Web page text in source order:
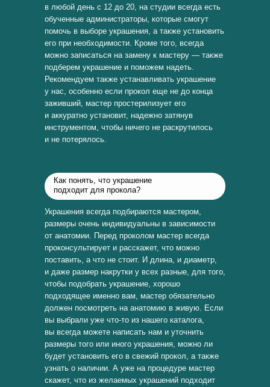
в любой день с 12 до 20, на студии всегда есть
обученные администраторы, которые смогут
помочь в выборе украшения, а также установить
его при необходимости. Кроме того, всегда
можно записаться на замену к мастеру — также
подберем украшение и поможем надеть.
Рекомендуем также устанавливать украшение
у нас, особенно если прокол еще не до конца
заживший, мастер простерилизует его
и аккуратно установит, надежно затянув
инструментом, чтобы ничего не раскрутилось
и не потерялось.
Как понять, что украшение
подходит для прокола?
Украшения всегда подбираются мастером,
размеры очень индивидуальны в зависимости
от анатомии. Перед проколом мастер всегда
проконсультирует и расскажет, что можно
поставить, а что не стоит. И длина, и диаметр,
и даже размер накрутки у всех разные, для того,
чтобы подобрать украшение, хорошо
подходящее именно вам, мастер обязательно
должен посмотреть на анатомию в живую. Если
вы выбрали уже что-то из нашего каталога,
вы всегда можете написать нам и уточнить
размеры того или иного украшения, можно ли
будет установить его в свежий прокол, а также
узнать о наличии. А уже на процедуре мастер
скажет, что из желаемых украшений подходит